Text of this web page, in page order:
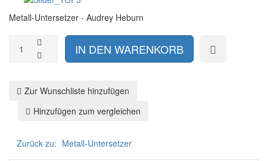
Metall-Untersetzer - Audrey Heburn
Zur Wunschliste hinzufügen
Hinzufügen zum vergleichen
Zurück zu: Metall-Untersetzer